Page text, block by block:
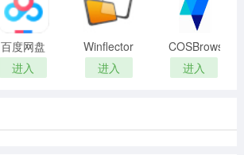
百度网盘
进入
Winflector
最新免费
版
进入
COSBrowser
正版
进入